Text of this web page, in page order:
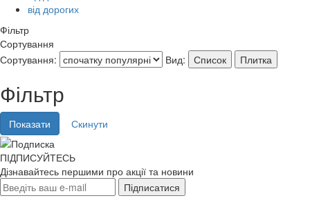
від дорогих
Фільтр
Сортування
Сортування:
Вид: Список Плитка
Фільтр
ПІДПИСУЙТЕСЬ
Дізнавайтесь першими про акції та новини
Підписатися